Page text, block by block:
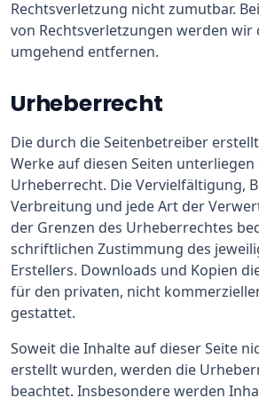
Rechtsverletzung nicht zumutbar.
von Rechtsverletzungen werden wir
umgehend entfernen.
Urheberrecht
Die durch die Seitenbetreiber
Werke auf diesen Seiten
Urheberrecht. Die Vervielfältigung,
Verbreitung und jede Art der
der Grenzen des Urheberrechtes
schriftlichen Zustimmung des
Erstellers. Downloads und Kopien
für den privaten, nicht
gestattet.
Soweit die Inhalte auf dieser Seite
erstellt wurden, werden die
beachtet. Insbesondere werden